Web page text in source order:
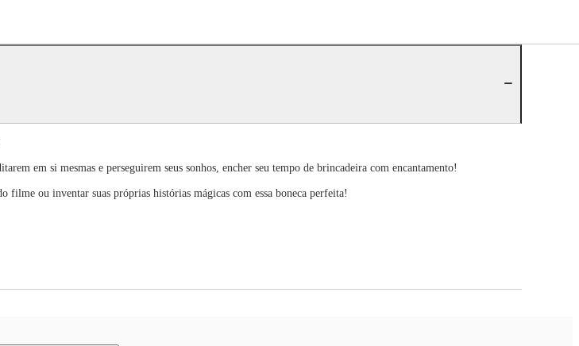
em si mesmas e perseguirem seus sonhos, encher seu tempo de brincadeira com encantamento!
filme ou inventar suas próprias histórias mágicas com essa boneca perfeita!